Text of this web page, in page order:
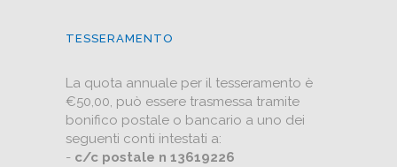
TESSERAMENTO
La quota annuale per il tesseramento è
€50,00, può essere trasmessa tramite
bonifico postale o bancario a uno dei
seguenti conti intestati a:
- c/c postale n 13619226